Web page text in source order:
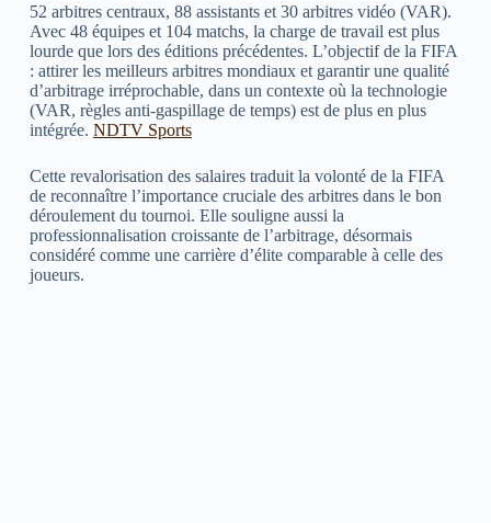
52 arbitres centraux, 88 assistants et 30 arbitres vidéo (VAR).
Avec 48 équipes et 104 matchs, la charge de travail est plus
lourde que lors des éditions précédentes. L’objectif de la FIFA
: attirer les meilleurs arbitres mondiaux et garantir une qualité
d’arbitrage irréprochable, dans un contexte où la technologie
(VAR, règles anti-gaspillage de temps) est de plus en plus
intégrée. NDTV Sports
Cette revalorisation des salaires traduit la volonté de la FIFA
de reconnaître l’importance cruciale des arbitres dans le bon
déroulement du tournoi. Elle souligne aussi la
professionnalisation croissante de l’arbitrage, désormais
considéré comme une carrière d’élite comparable à celle des
joueurs.